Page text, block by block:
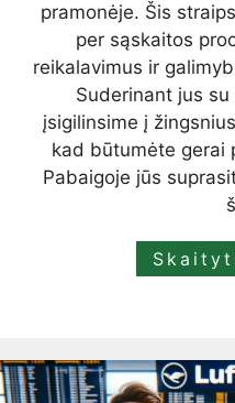
pramonėje. Šis
per sąskaitos
reikalavimus ir
Suderinant jus
įsigilinsime į
kad būtumėte gerai
Pabaigoje jūs